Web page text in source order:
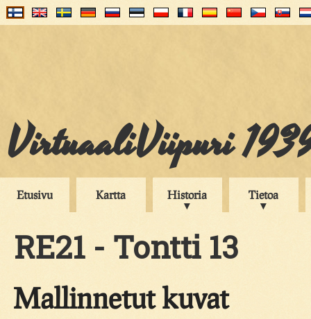
VirtuaaliViipuri
Etusivu Kartta Historia Tietoa
RE21 - Tontti 13
Mallinnetut kuvat